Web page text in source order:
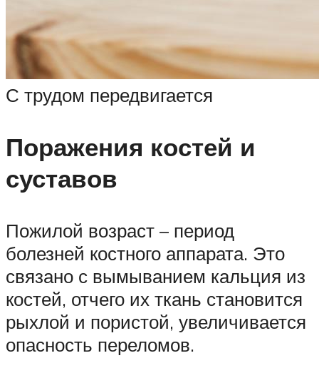
С трудом передвигается
Поражения костей и
суставов
Пожилой возраст – период
болезней костного аппарата. Это
связано с вымыванием кальция из
костей, отчего их ткань становится
рыхлой и пористой, увеличивается
опасность переломов.